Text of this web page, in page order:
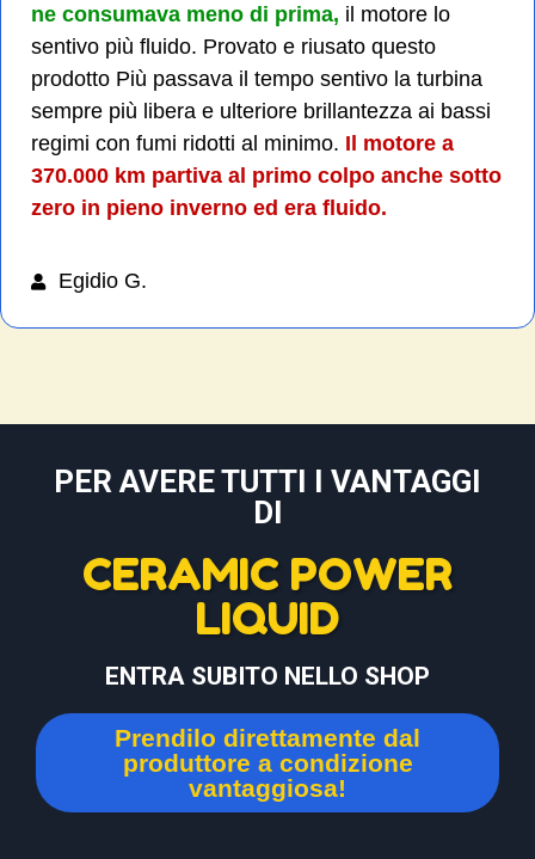
ne consumava meno di prima, il motore lo
sentivo più fluido. Provato e riusato questo
prodotto Più passava il tempo sentivo la turbina
sempre più libera e ulteriore brillantezza ai bassi
regimi con fumi ridotti al minimo. Il motore a
370.000 km partiva al primo colpo anche sotto
zero in pieno inverno ed era fluido.
Egidio G.
PER AVERE TUTTI I VANTAGGI
DI
CERAMIC POWER
LIQUID
ENTRA SUBITO NELLO SHOP
Prendilo direttamente dal
produttore a condizione
vantaggiosa!